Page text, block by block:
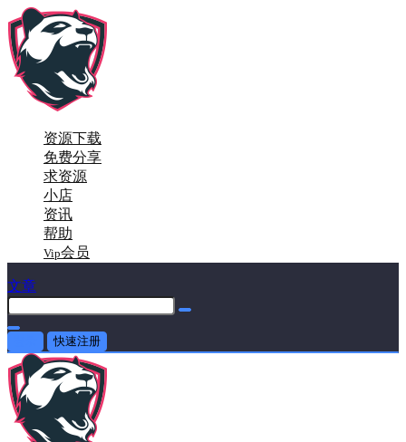
资源下载
免费分享
求资源
小店
资讯
帮助
Vip会员
文章
快速注册